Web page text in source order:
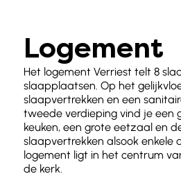
Logement
Het logement Verriest telt 8
slaapplaatsen. Op het
slaapvertrekken en een
tweede verdieping vind je een
keuken, een grote eetzaal en
slaapvertrekken alsook enkele
logement ligt in het centrum
de kerk.